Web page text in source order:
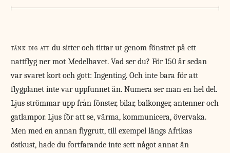
tänk dig att du sitter och tittar ut genom fönstret på ett
nattflyg ner mot Medelhavet. Vad ser du? För 150 år sedan
var svaret kort och gott: Ingenting. Och inte bara för att
flygplanet inte var uppfunnet än. Numera ser man en hel del.
Ljus strömmar upp från fönster, bilar, balkonger, antenner och
gatlampor. Ljus för att se, värma, kommunicera, övervaka.
Men med en annan flygrutt, till exempel längs Afrikas
östkust, hade du fortfarande inte sett något annat än